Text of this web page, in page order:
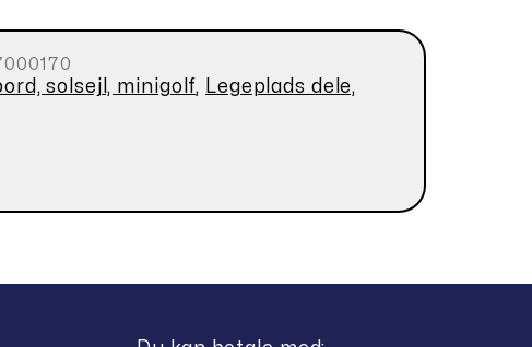
solsejl, minigolf, Legeplads dele,